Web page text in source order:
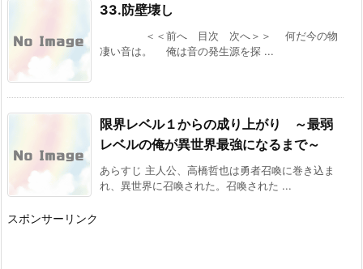
[スコ速＠ネット小説まとめ] 2026/08/04 12:00
VRMMOの作品で何かオススメないですかね？
その２５ ※再アンケート
BKブックス：『剣と魔法の世界に行きたいって
言ったよな?剣の魔法じゃなくてさ? ~ギフト
「剣魔法」でゲーム世界を美少女たちと駆け抜
[スコ速＠ネット小説まとめ] 2026/08/02 18:00
カクヨム：『スキル無しゴトーさんは最弱のは
ずです！～勇者召喚に巻き込まれたモブサラリ
トNOVELSから書籍化決定！
33.防壁壊し
＜＜前へ 目次 次へ＞＞ 何だ今の物
凄い音は。 俺は音の発生源を探 ...
限界レベル１からの成り上がり ～最弱
レベルの俺が異世界最強になるまで～
あらすじ 主人公、高橋哲也は勇者召喚に巻き込ま
れ、異世界に召喚された。召喚された ...
スポンサーリンク